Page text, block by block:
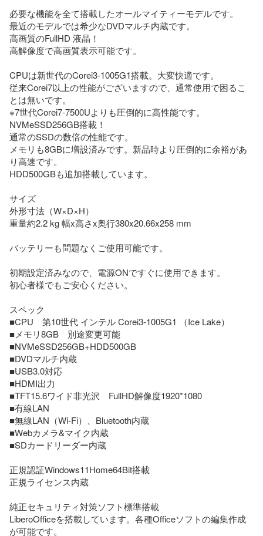
必要な機能を全て搭載したオールマイティーモデルです。
最近のモデルでは希少なDVDマルチ内蔵です。
高画質のFullHD 液晶！
高解像度で高画質表示可能です。
CPUは新世代のCorei3-1005G1搭載。大変快適です。
従来Corei7以上の性能がございますので、通常使用で困るこ
とは無いです。
※7世代Corei7-7500Uよりも圧倒的に高性能です。
NVMeSSD256GB搭載！
通常のSSDの数倍の性能です。
メモリも8GBに増設済みです。新品時より圧倒的に余裕があ
り高速です。
HDD500GBも追加搭載しています。
サイズ
外形寸法（W×D×H）
重量約2.2 kg 幅x高さx奥行380x20.66x258 mm
バッテリーも問題なくご使用可能です。
初期設定済みなので、電源ONですぐに使用できます。
初心者様でもご安心ください。
スペック
■CPU　第10世代 インテル Corei3-1005G1 （Ice Lake）
■メモリ8GB　別途変更可能
■NVMeSSD256GB+HDD500GB
■DVDマルチ内蔵
■USB3.0対応
■HDMI出力
■TFT15.6ワイド非光沢　FullHD解像度1920*1080
■有線LAN
■無線LAN（Wi-Fi）、Bluetooth内蔵
■Webカメラ&マイク内蔵
■SDカードリーダー内蔵
正規認証Windows11Home64Bit搭載
正規ライセンス内蔵
純正セキュリティ対策ソフト標準搭載
LiberoOfficeを搭載しています。各種Officeソフトの編集作成
が可能です。